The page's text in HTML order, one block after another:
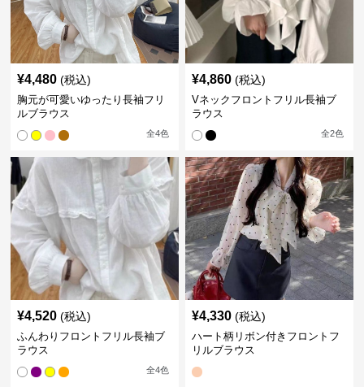
¥4,480 (税込)
胸元が可愛いゆったり長袖フリ
ルブラウス
全4色
¥4,860 (税込)
Vネックフロントフリル長袖ブ
ラウス
全2色
¥4,520 (税込)
ふんわりフロントフリル長袖ブ
ラウス
全4色
¥4,330 (税込)
ハート柄リボン付きフロントフ
リルブラウス